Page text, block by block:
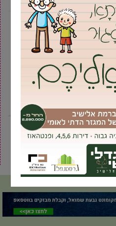
העיר יוסי ברודני והמיניבוסים
3
4
5